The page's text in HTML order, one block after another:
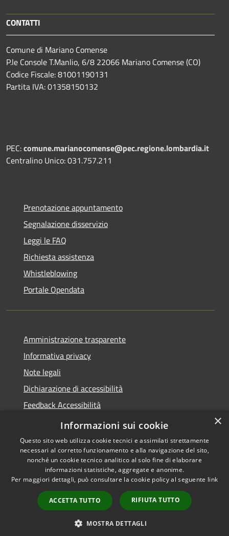
CONTATTI
Comune di Mariano Comense
P.le Console T.Manlio, 6/8 22066 Mariano Comense (CO)
Codice Fiscale: 81001190131
Partita IVA: 01358150132
PEC:comune.marianocomense@pec.regione.lombardia.it
Centralino Unico: 031.757.211
Prenotazione appuntamento
Segnalazione disservizio
Leggi le FAQ
Richiesta assistenza
Whistleblowing
Portale Opendata
Amministrazione trasparente
Informativa privacy
Note legali
Dichiarazione di accessibilità
Feedback Accessibilità
Fatturare al comune
Accessibilità
Le foto nelle pagine sono
concesse dagli autori
presenti supixabay.com
efreepik.com
×
Informazioni sui cookie
Questo sito web utilizza cookie tecnici e assimilati strettamente
necessari al corretto funzionamento e alla navigazione del sito,
nonché un cookie tecnico analitico al solo fine di elaborare
informazioni statistiche, aggregate e anonime.
Per maggiori dettagli, può consultare la cookie policy al seguente link
ACCETTA TUTTO RIFIUTA TUTTO
MOSTRA DETTAGLI